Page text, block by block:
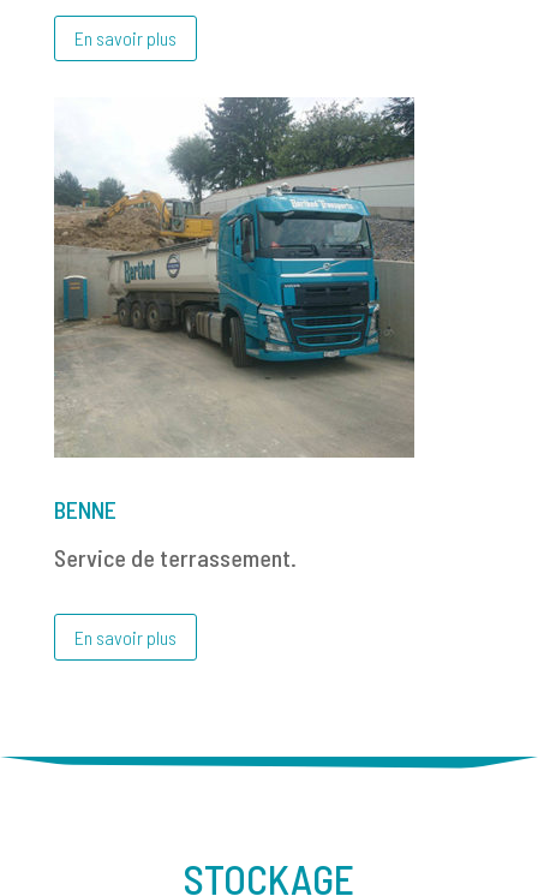
En savoir plus
BENNE
Service de terrassement.
En savoir plus
STOCKAGE